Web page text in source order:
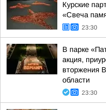
Курские
«Свеча
23:30
В парке
акция,
вторжения
области
23:30